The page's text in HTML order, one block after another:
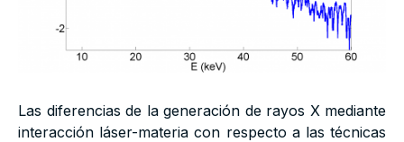
Las diferencias de la generación de rayos X mediante
interacción láser-materia con respecto a las técnicas